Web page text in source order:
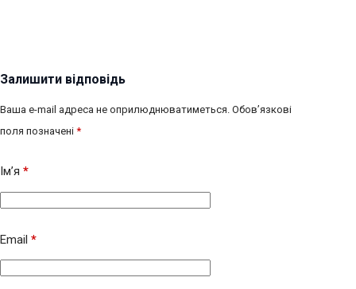
Залишити відповідь
Ваша e-mail адреса не оприлюднюватиметься. Обов’язкові
поля позначені *
Ім’я *
Email *